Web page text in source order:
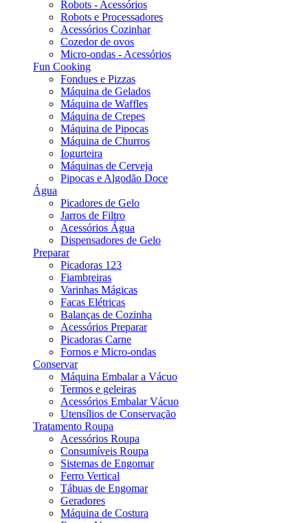
Robots - Acessórios
Robots e Processadores
Acessórios Cozinhar
Cozedor de ovos
Micro-ondas - Acessórios
Fun Cooking
Fondues e Pizzas
Máquina de Gelados
Máquina de Waffles
Máquina de Crepes
Máquina de Pipocas
Máquina de Churros
Iogurteira
Máquinas de Cerveja
Pipocas e Algodão Doce
Água
Picadores de Gelo
Jarros de Filtro
Acessórios Água
Dispensadores de Gelo
Preparar
Picadoras 123
Fiambreiras
Varinhas Mágicas
Facas Elétricas
Balanças de Cozinha
Acessórios Preparar
Picadoras Carne
Fornos e Micro-ondas
Conservar
Máquina Embalar a Vácuo
Termos e geleiras
Acessórios Embalar Vácuo
Utensílios de Conservação
Tratamento Roupa
Acessórios Roupa
Consumíveis Roupa
Sistemas de Engomar
Ferro Vertical
Tábuas de Engomar
Geradores
Máquina de Costura